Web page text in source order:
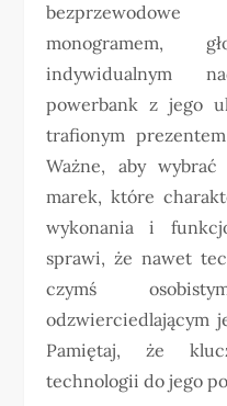
monogramem,
indywidualnym
powerbank z jego
trafionym
Ważne, aby
marek, które
wykonania i
sprawi, że nawet
czymś
odzwierciedlającym
Pamiętaj, że
technologii do jego